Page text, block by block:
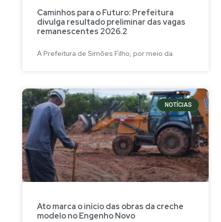
Caminhos para o Futuro: Prefeitura
divulga resultado preliminar das vagas
remanescentes 2026.2
A Prefeitura de Simões Filho, por meio da
NOTÍCIAS
Ato marca o início das obras da creche
modelo no Engenho Novo